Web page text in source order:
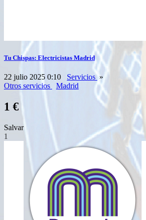
Tu Chispas: Electricistas Madrid
22 julio 2025 0:10 Servicios»
Otros servicios
Madrid
1 €
Salvar
1